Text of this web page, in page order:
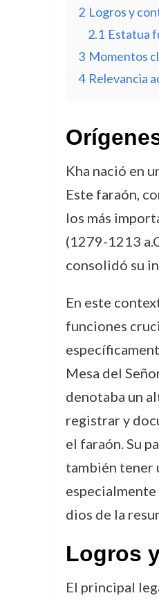
2 Logros y
2.1 Estatua
3 Momentos
4 Relevancia
Kha nació en
Este faraón,
los más
(1279-1213
consolidó su
En este
funciones
Mesa del
denotaba un
registrar y
el faraón. Su
también tener
dios de la
Logros
El principal